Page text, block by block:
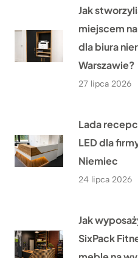
Jak
miejscem
dla biura
Warszawie?
27 lipca 2026
Lada
LED dla
Niemiec
24 lipca 2026
Jak
SixPack